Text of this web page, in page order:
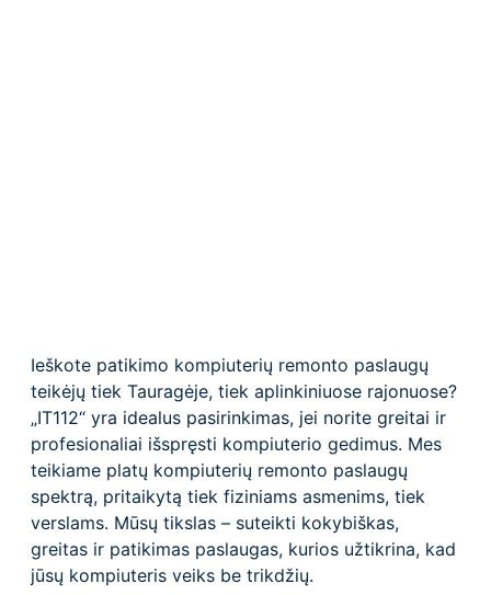
Ieškote patikimo kompiuterių remonto paslaugų
teikėjų tiek Tauragėje, tiek aplinkiniuose rajonuose?
„IT112“ yra idealus pasirinkimas, jei norite greitai ir
profesionaliai išspręsti kompiuterio gedimus. Mes
teikiame platų kompiuterių remonto paslaugų
spektrą, pritaikytą tiek fiziniams asmenims, tiek
verslams. Mūsų tikslas – suteikti kokybiškas,
greitas ir patikimas paslaugas, kurios užtikrina, kad
jūsų kompiuteris veiks be trikdžių.